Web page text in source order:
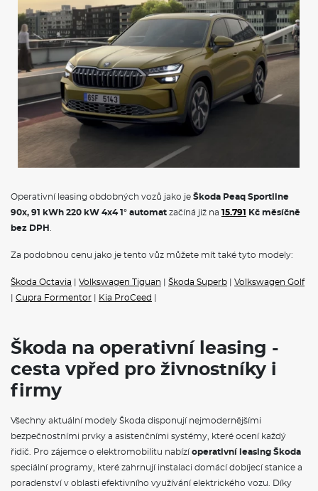
Operativní leasing obdobných vozů jako je Škoda Peaq Sportline
90x, 91 kWh 220 kW 4x4 1° automat začíná již na 15.791
Kč měsíčně
bez DPH
Za podobnou cenu jako je tento vůz můžete mít také tyto modely:
Škoda Octavia Volkswagen Tiguan Škoda Superb
Volkswagen Golf
Cupra Formentor Kia ProCeed
Škoda na operativní leasing -
cesta vpřed pro živnostníky i
firmy
Všechny aktuální modely Škoda disponují nejmodernějšími
bezpečnostními prvky a asistenčními systémy, které ocení každý
řidič. Pro zájemce o elektromobilitu nabízíoperativní leasing Škoda
speciální programy, které zahrnují instalaci domácí dobíjecí stanice a
poradenství v oblasti efektivního využívání elektrického vozu. Díky